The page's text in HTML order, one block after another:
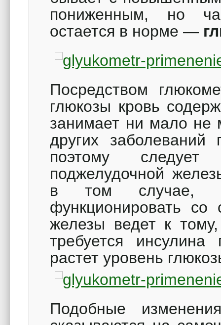
пониженным, но
остается в норме —
Посредством
глюкозы кровь
занимает ни мало не
других
поэтому следует
поджелудочной
в том случае,
функционировать
железы ведет к
требуется
растет уровень
Подобные